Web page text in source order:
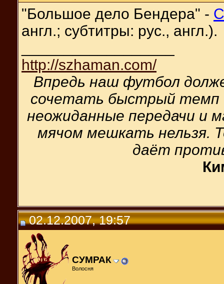
"Большое дело Бендера" -
англ.; субтитры: рус., англ.).
http://szhaman.com/
Впредь наш футбол
сочетать быстрый темп
неожиданные передачи и
мячом мешкать нельзя.
даёт
02.12.2007, 19:57
СУМРАК
Волосня